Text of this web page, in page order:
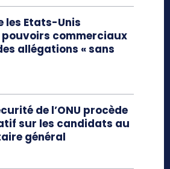
les Etats-Unis
pouvoirs commerciaux
allégations « sans
de l’ONU procède
sur les candidats au
général